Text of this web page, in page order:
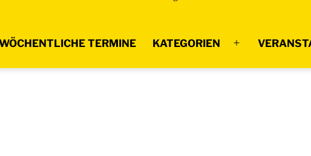
TERMINE KATEGORIEN
Menü